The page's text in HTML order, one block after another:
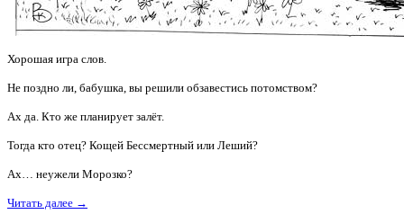
Хорошая игра слов.
Не поздно ли, бабушка, вы решили обзавестись потомством?
Ах да. Кто же планирует залёт.
Тогда кто отец? Кощей Бессмертный или Леший?
Ах… неужели Морозко?
Читать далее →